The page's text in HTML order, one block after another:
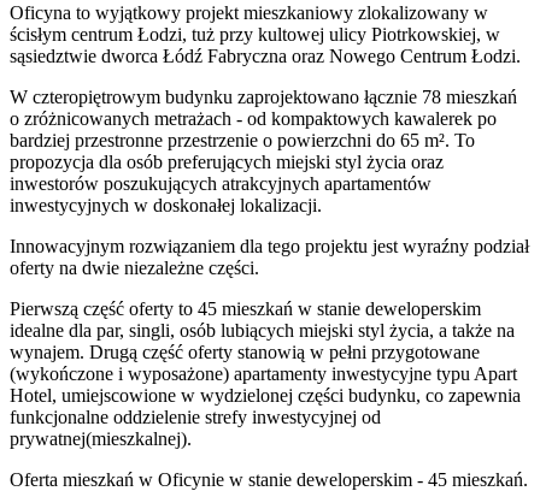
Oficyna to wyjątkowy projekt mieszkaniowy zlokalizowany w
ścisłym centrum Łodzi, tuż przy kultowej ulicy Piotrkowskiej, w
sąsiedztwie dworca Łódź Fabryczna oraz Nowego Centrum Łodzi.
W czteropiętrowym budynku zaprojektowano łącznie 78 mieszkań
o zróżnicowanych metrażach - od kompaktowych kawalerek po
bardziej przestronne przestrzenie o powierzchni do 65 m². To
propozycja dla osób preferujących miejski styl życia oraz
inwestorów poszukujących atrakcyjnych apartamentów
inwestycyjnych w doskonałej lokalizacji.
Innowacyjnym rozwiązaniem dla tego projektu jest wyraźny podział
oferty na dwie niezależne części.
Pierwszą część oferty to 45 mieszkań w stanie deweloperskim
idealne dla par, singli, osób lubiących miejski styl życia, a także na
wynajem. Drugą część oferty stanowią w pełni przygotowane
(wykończone i wyposażone) apartamenty inwestycyjne typu Apart
Hotel, umiejscowione w wydzielonej części budynku, co zapewnia
funkcjonalne oddzielenie strefy inwestycyjnej od
prywatnej(mieszkalnej).
Oferta mieszkań w Oficynie w stanie deweloperskim - 45 mieszkań.